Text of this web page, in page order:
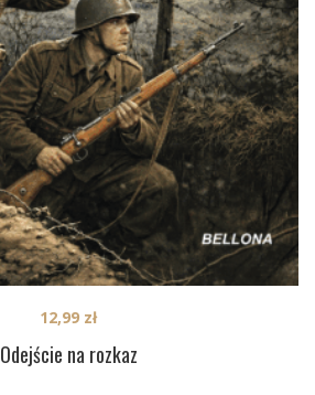
Odejście na rozkaz
12,99 zł